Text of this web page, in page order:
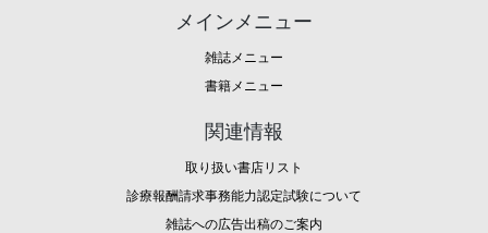
メインメニュー
雑誌メニュー
書籍メニュー
関連情報
取り扱い書店リスト
診療報酬請求事務能力認定試験について
雑誌への広告出稿のご案内